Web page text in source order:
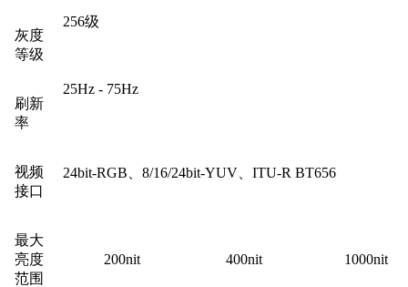
灰度
等级
256级
刷新
率
25Hz - 75Hz
视频
接口
24bit-RGB、8/16/24bit-YUV、ITU-R BT656
最大
亮度
范围
200nit 400nit 1000nit